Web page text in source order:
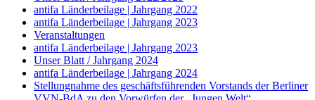
antifa Länderbeilage | Jahrgang 2022
antifa Länderbeilage | Jahrgang 2023
Veranstaltungen
antifa Länderbeilage | Jahrgang 2023
Unser Blatt / Jahrgang 2024
antifa Länderbeilage | Jahrgang 2024
Stellungnahme des geschäftsführenden Vorstands der Berliner